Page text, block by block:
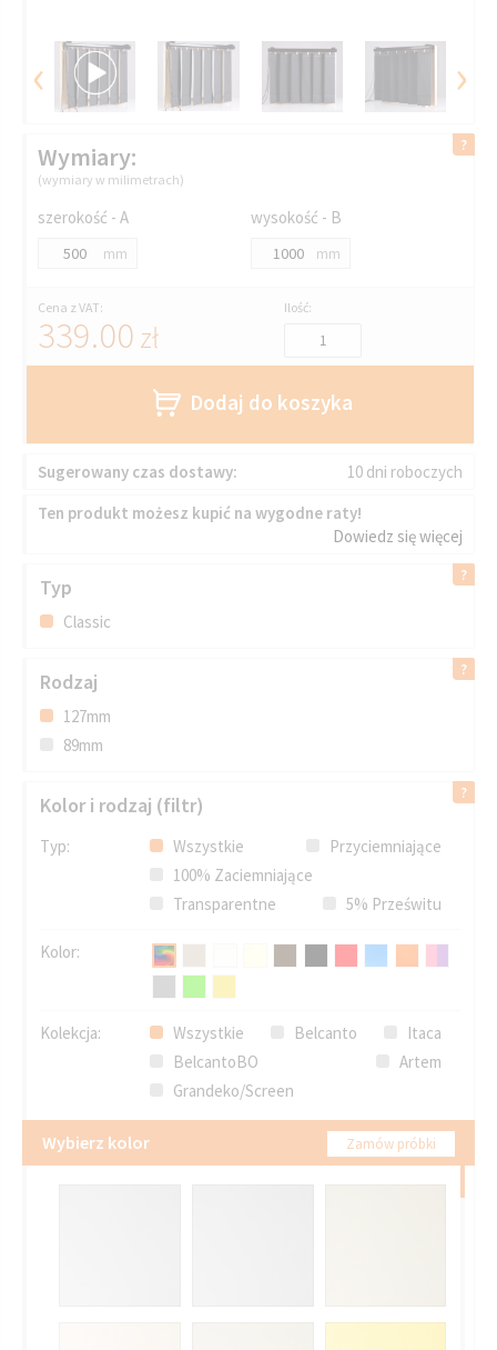
‹ ›
Wymiary:
(wymiary w milimetrach)
szerokość - A
mm
wysokość - B
mm
Cena z VAT:
339.00 zł
Ilość:
Dodaj do koszyka
Sugerowany czas dostawy:
10 dni roboczych
Ten produkt możesz kupić na wygodne raty!
Dowiedz się więcej
Typ
Classic
Rodzaj
127mm
89mm
Kolor i rodzaj (filtr)
Typ: Wszystkie
Przyciemniające
100% Zaciemniające
Transparentne
5% Prześwitu
Kolor:
Kolekcja: Wszystkie Belcanto
Itaca
BelcantoBO
Artem
Grandeko/Screen
Wybierz kolor Zamów próbki